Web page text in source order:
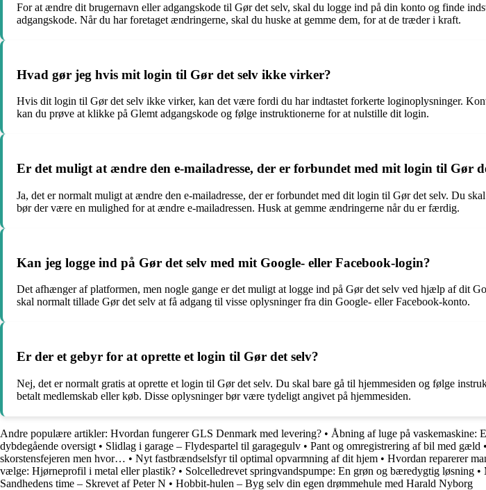
For at ændre dit brugernavn eller adgangskode til Gør det selv, skal du logge ind på din konto og finde
adgangskode. Når du har foretaget ændringerne, skal du huske at gemme dem, for at de træder i kraft.
Hvad gør jeg hvis mit login til Gør det selv ikke virker?
Hvis dit login til Gør det selv ikke virker, kan det være fordi du har indtastet forkerte loginoplysninger.
kan du prøve at klikke på Glemt adgangskode og følge instruktionerne for at nulstille dit login.
Er det muligt at ændre den e-mailadresse, der er forbundet med mit login til Gør
Ja, det er normalt muligt at ændre den e-mailadresse, der er forbundet med dit login til Gør det selv. Du
bør der være en mulighed for at ændre e-mailadressen. Husk at gemme ændringerne når du er færdig.
Kan jeg logge ind på Gør det selv med mit Google- eller Facebook-login?
Det afhænger af platformen, men nogle gange er det muligt at logge ind på Gør det selv ved hjælp af dit
skal normalt tillade Gør det selv at få adgang til visse oplysninger fra din Google- eller Facebook-konto.
Er der et gebyr for at oprette et login til Gør det selv?
Nej, det er normalt gratis at oprette et login til Gør det selv. Du skal bare gå til hjemmesiden og følge
betalt medlemskab eller køb. Disse oplysninger bør være tydeligt angivet på hjemmesiden.
Andre populære artikler: Hvordan fungerer GLS Denmark med levering? • Åbning af luge på vaskemaskine:
dybdegående oversigt • Slidlag i garage – Flydespartel til garagegulv • Pant og omregistrering af bil med gæld •
skorstensfejeren men hvor… • Nyt fastbrændselsfyr til optimal opvarmning af dit hjem • Hvordan reparerer
vælge: Hjørneprofil i metal eller plastik? • Solcelledrevet springvandspumpe: En grøn og bæredygtig løsning •
Sandhedens time – Skrevet af Peter N • Hobbit-hulen – Byg selv din egen drømmehule med Harald Nyborg